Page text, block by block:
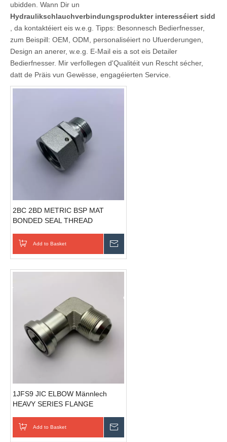
ubidden. Wann Dir un
Hydraulikschlauchverbindungsprodukter interesséiert sidd
, da kontaktéiert eis w.e.g. Tipps: Besonnesch Bedierfnesser,
zum Beispill: OEM, ODM, personaliséiert no Ufuerderungen,
Design an anerer, w.e.g. E-Mail eis a sot eis Detailer
Bedierfnesser. Mir verfollegen d'Qualitéit vun Rescht sécher,
datt de Präis vun Gewësse, engagéierten Service.
2BC 2BD METRIC BSP MAT
BONDED SEAL THREAD
Add to Basket
1JFS9 JIC ELBOW Männlech
HEAVY SERIES FLANGE
Add to Basket